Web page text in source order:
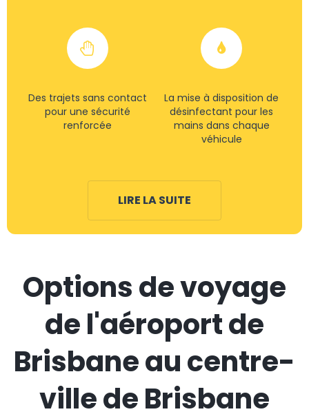
Des trajets sans contact
pour une sécurité
renforcée
La mise à disposition de
désinfectant pour les
mains dans chaque
véhicule
LIRE LA SUITE
Options de voyage
de l'aéroport de
Brisbane au centre-
ville de Brisbane